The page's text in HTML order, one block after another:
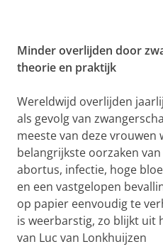
Minder overlijden door
theorie en praktijk
Wereldwijd overlijden
als gevolg van
meeste van deze vrouwen
belangrijkste oorzaken
abortus, infectie, hoge
en een vastgelopen
op papier eenvoudig te
is weerbarstig, zo blijkt
van Luc van Lonkhuijzen